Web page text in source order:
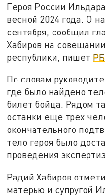
Героя России
весной 2024 года. О
сентября, сообщил
Хабиров на
республики, пишет
По словам
где было найдено
билет бойца. Рядом
останки еще трех
окончательного
тело героя было
проведения
Радий Хабиров
матерью и супругой